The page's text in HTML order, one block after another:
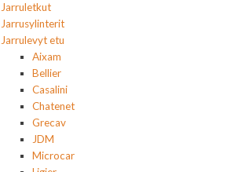
Jarruletkut
Jarrusylinterit
Jarrulevyt etu
Aixam
Bellier
Casalini
Chatenet
Grecav
JDM
Microcar